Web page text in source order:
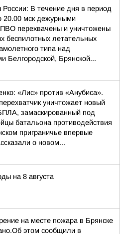
В течение дня в период
20.00 мск дежурными
перехвачены и уничтожены
беспилотных летательных
типа над
Белгородской, Брянской...
«Лис» против «Анубиса».
уничтожает новый
замаскированный под
батальона противодействия
приграничье впервые
о новом...
на 8 августа
на месте пожара в Брянске
этом сообщили в